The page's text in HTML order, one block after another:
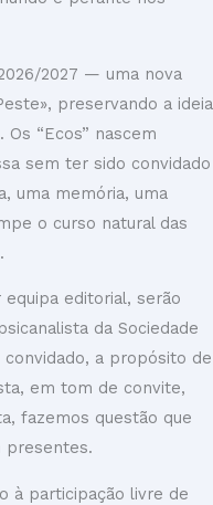
2027 — uma nova
preservando a ideia
“Ecos” nascem
sem ter sido convidado
uma memória, uma
o curso natural das
editorial, serão
da Sociedade
convidado, a propósito de
em tom de convite,
fazemos questão que
presentes.
à participação livre de